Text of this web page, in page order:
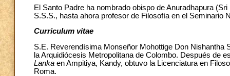
El Santo Padre ha nombrado obispo de Anuradhapura
S.S.S., hasta ahora profesor de Filosofía en el Seminario
Curriculum vitae
S.E. Reverendísima Monseñor Mohottige Don Nishantha
la Arquidiócesis Metropolitana de Colombo. Después de
Lanka en Ampitiya, Kandy, obtuvo la Licenciatura en
Roma.